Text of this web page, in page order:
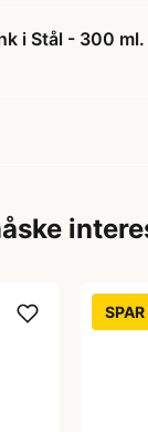
i Stål - 300